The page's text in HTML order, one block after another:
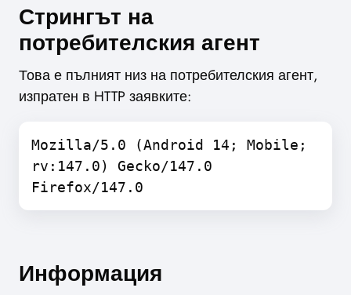
Стрингът на
потребителския агент
Това е пълният низ на потребителския агент,
изпратен в HTTP заявките:
Mozilla/5.0 (Android 14; Mobile;
rv:147.0) Gecko/147.0
Firefox/147.0
Информация